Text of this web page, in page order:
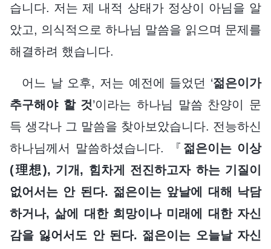
습니다. 저는 제 내적 상태가 정상이 아님을 알
았고, 의식적으로 하나님 말씀을 읽으며 문제를
해결하려 했습니다.
어느 날 오후, 저는 예전에 들었던 ‘젊은이가
추구해야 할 것’이라는 하나님 말씀 찬양이 문
득 생각나 그 말씀을 찾아보았습니다. 전능하신
하나님께서 말씀하셨습니다. 『 젊은이는 이상
(理想), 기개, 힘차게 전진하고자 하는 기질이
없어서는 안 된다. 젊은이는 앞날에 대해 낙담
하거나, 삶에 대한 희망이나 미래에 대한 자신
감을 잃어서도 안 된다. 젊은이는 오늘날 자신